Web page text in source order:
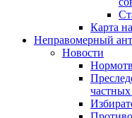
Карта
Неправомерный
Новости